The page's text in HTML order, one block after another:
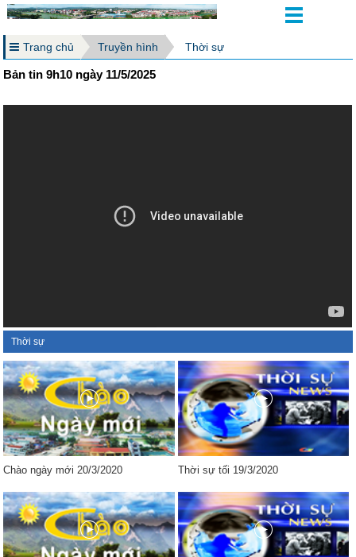
Trang chủ Truyền hình Thời sự
Bản tin 9h10 ngày 11/5/2025
Thời sự
Chào ngày mới 20/3/2020 Thời sự tối 19/3/2020